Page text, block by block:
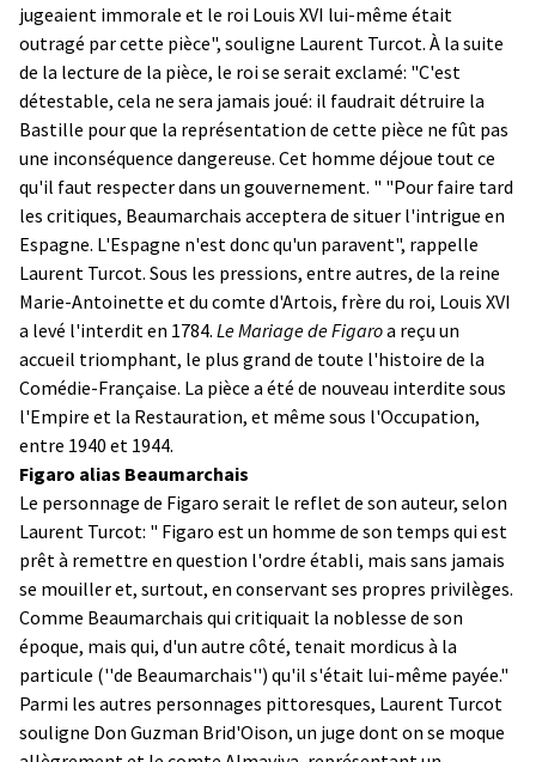
jugeaient immorale et le roi Louis XVI lui-même était
outragé par cette pièce", souligne Laurent Turcot. À la suite
de la lecture de la pièce, le roi se serait exclamé: "C'est
détestable, cela ne sera jamais joué: il faudrait détruire la
Bastille pour que la représentation de cette pièce ne fût pas
une inconséquence dangereuse. Cet homme déjoue tout ce
qu'il faut respecter dans un gouvernement. " "Pour faire tard
les critiques, Beaumarchais acceptera de situer l'intrigue en
Espagne. L'Espagne n'est donc qu'un paravent", rappelle
Laurent Turcot. Sous les pressions, entre autres, de la reine
Marie-Antoinette et du comte d'Artois, frère du roi, Louis XVI
a levé l'interdit en 1784. Le Mariage de Figaroa reçu un
accueil triomphant, le plus grand de toute l'histoire de la
Comédie-Française. La pièce a été de nouveau interdite sous
l'Empire et la Restauration, et même sous l'Occupation,
entre 1940 et 1944.
Figaro alias Beaumarchais
Le personnage de Figaro serait le reflet de son auteur, selon
Laurent Turcot: " Figaro est un homme de son temps qui est
prêt à remettre en question l'ordre établi, mais sans jamais
se mouiller et, surtout, en conservant ses propres privilèges.
Comme Beaumarchais qui critiquait la noblesse de son
époque, mais qui, d'un autre côté, tenait mordicus à la
particule (''de Beaumarchais'') qu'il s'était lui-même payée."
Parmi les autres personnages pittoresques, Laurent Turcot
souligne Don Guzman Brid'Oison, un juge dont on se moque